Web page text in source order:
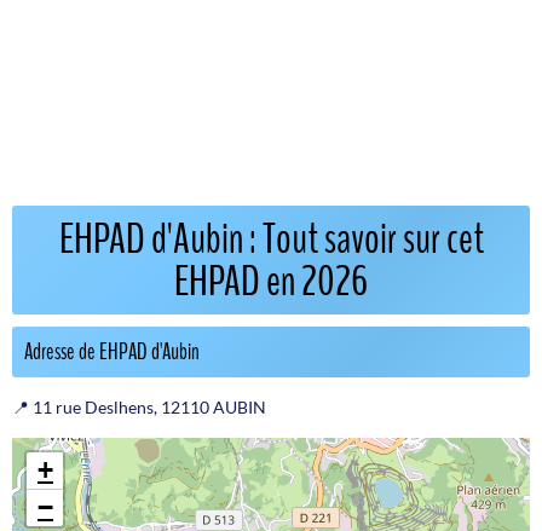
EHPAD d'Aubin : Tout savoir sur cet
EHPAD en 2026
Adresse de EHPAD d'Aubin
📍 11 rue Deslhens, 12110 AUBIN
+
−